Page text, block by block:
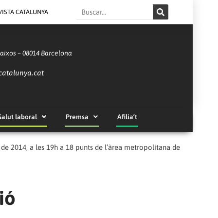
CATALUNYA Search
– 08014 Barcelona
laboral Premsa Afilia’t
2014, a les 19h a 18 punts de l’àrea metropolitana de